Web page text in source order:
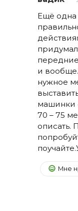
Ещё одна
и
нужное
машинки
70 – 75
описать.
Мне